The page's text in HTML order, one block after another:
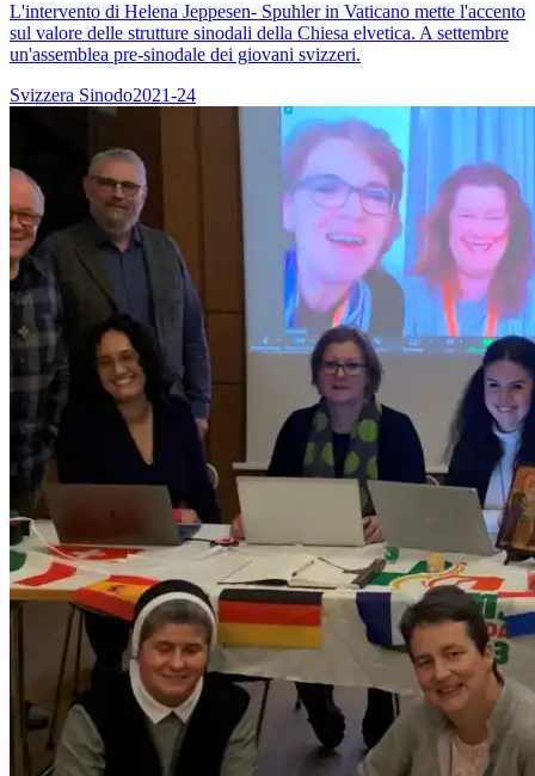
L'intervento di Helena Jeppesen- Spuhler in Vaticano mette l'accento
sul valore delle strutture sinodali della Chiesa elvetica. A settembre
un'assemblea pre-sinodale dei giovani svizzeri.
Svizzera Sinodo2021-24